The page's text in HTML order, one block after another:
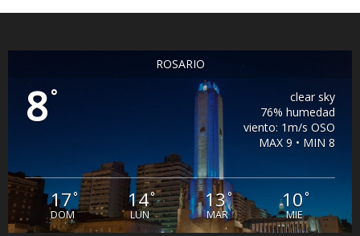
ROSARIO
8°
clear sky
76% humedad
viento: 1m/s OSO
MAX 9 • MIN 8
17°
DOM
14°
LUN
13°
MAR
10°
MIE